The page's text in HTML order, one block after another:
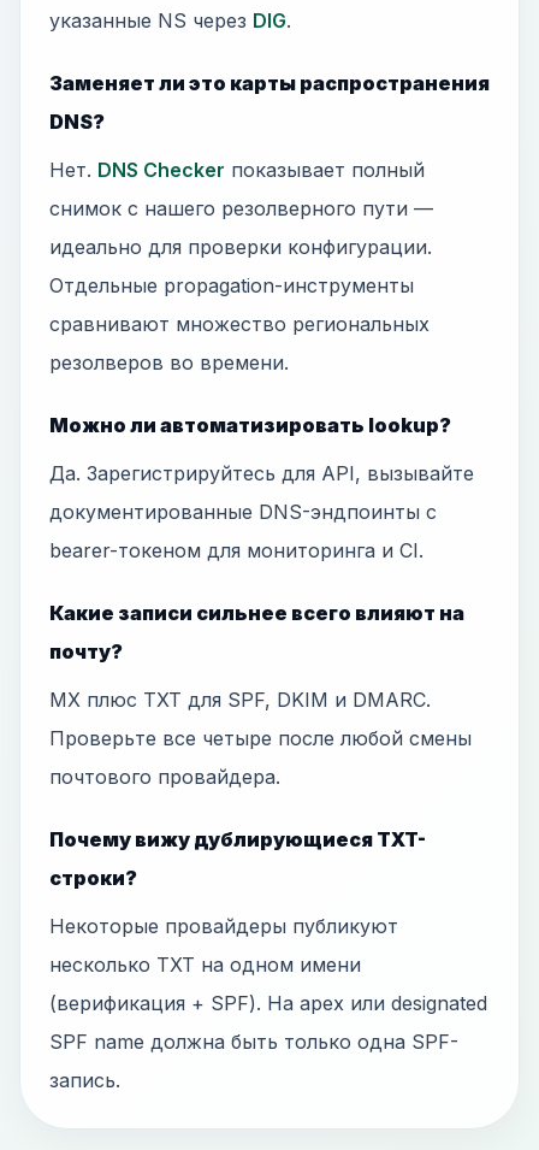
указанные NS через DIG.
Заменяет ли это карты распространения
DNS?
Нет. DNS Checker показывает полный
снимок с нашего резолверного пути —
идеально для проверки конфигурации.
Отдельные propagation-инструменты
сравнивают множество региональных
резолверов во времени.
Можно ли автоматизировать lookup?
Да. Зарегистрируйтесь для API, вызывайте
документированные DNS-эндпоинты с
bearer-токеном для мониторинга и CI.
Какие записи сильнее всего влияют на
почту?
MX плюс TXT для SPF, DKIM и DMARC.
Проверьте все четыре после любой смены
почтового провайдера.
Почему вижу дублирующиеся TXT-
строки?
Некоторые провайдеры публикуют
несколько TXT на одном имени
(верификация + SPF). На apex или designated
SPF name должна быть только одна SPF-
запись.